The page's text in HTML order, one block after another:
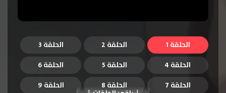
الحلقة 1 الحلقة 2
الحلقة 3
الحلقة 4
الحلقة 5 الحلقة 6
الحلقة 7 الحلقة 8
الحلقة 9